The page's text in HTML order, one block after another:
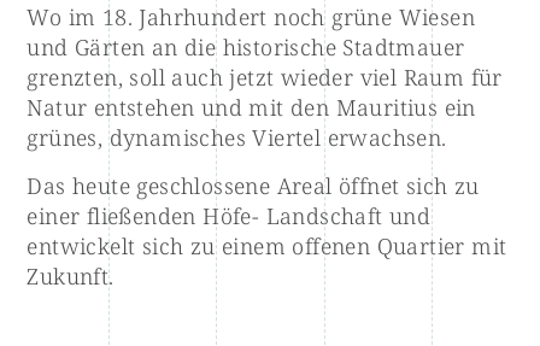
Wo im 18. Jahrhundert noch grüne Wiesen
und Gärten an die historische Stadtmauer
grenzten, soll auch jetzt wieder viel Raum für
Natur entstehen und mit den Mauritius ein
grünes, dynamisches Viertel erwachsen.
Das heute geschlossene Areal öffnet sich zu
einer fließenden Höfe- Landschaft und
entwickelt sich zu einem offenen Quartier mit
Zukunft.